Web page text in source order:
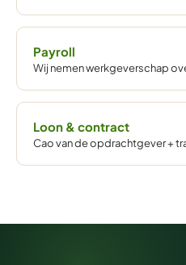
Payroll
Wij nemen werkgeverschap
Loon & contract
Cao van de opdrachtgever +